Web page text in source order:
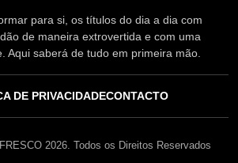
para si, os títulos do dia a dia com
de maneira extrovertida e com uma
Aqui saberá de tudo em primeira mão.
DE PRIVACIDADECONTACTO
2026. Todos os Direitos Reservados